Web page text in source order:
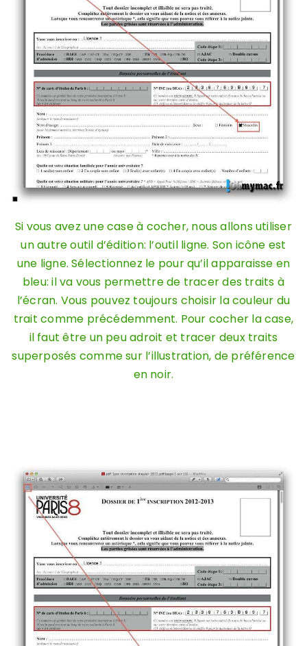
Si vous avez une case à cocher, nous allons utiliser
un autre outil d’édition: l’outil ligne. Son icône est
une ligne. Sélectionnez le pour qu’il apparaisse en
bleu: il va vous permettre de tracer des traits à
l’écran. Vous pouvez toujours choisir la couleur du
trait comme précédemment. Pour cocher la case,
il faut être un peu adroit et tracer deux traits
superposés comme sur l’illustration, de préférence
en noir.